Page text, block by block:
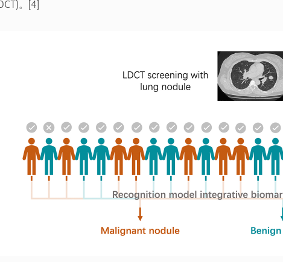
。[4]